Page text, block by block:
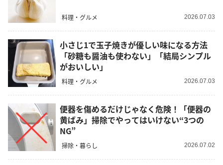
料理・グルメ 2026.07.03
小さじ1で玉子焼きが優しい味になる方法
「砂糖も醤油も使わない」「結局シンプル
がおいしい」
料理・グルメ 2026.07.03
便器を傷めるだけじゃなく危険！「便器の
黄ばみ」掃除でやってはいけない“3つの
NG”
掃除・暮らし 2026.07.02